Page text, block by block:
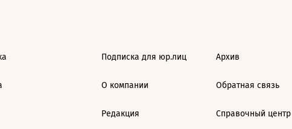
Подписка для юр.лиц
О компании
Редакция
Архив
Обратная связь
Справочный центр